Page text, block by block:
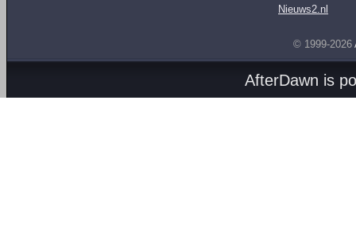
Nieuws2.nl
© 1999-2026
AfterDawn is